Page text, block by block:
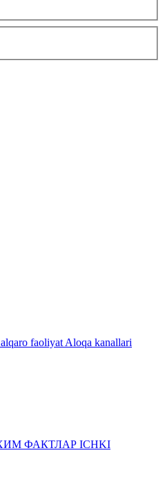
faoliyat Aloqa kanallari
ФАКТЛАР ICHKI